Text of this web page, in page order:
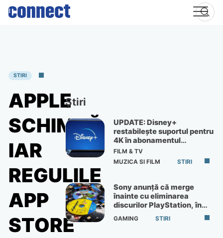
Skip
STIRI
APPLE
SCHIMBĂ
IAR
REGULILE
APP
STORE
Știri
UPDATE: Disney+
restabilește suportul pentru
4K în abonamentul
Premium
FILM & TV
MUZICA SI FILM
STIRI
Sony anunță că merge
înainte cu eliminarea
discurilor PlayStation, în
ciuda protestelor
GAMING STIRI